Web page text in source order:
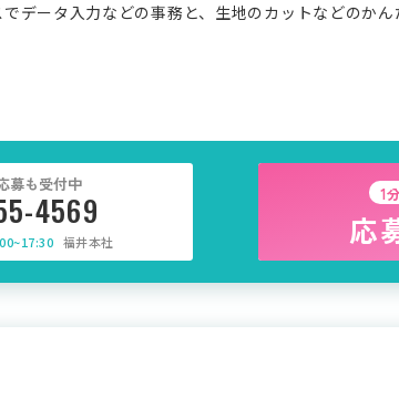
データ入力などの事務と、生地のカットなどのかん
募も受付中
4569
福井本社
1
応